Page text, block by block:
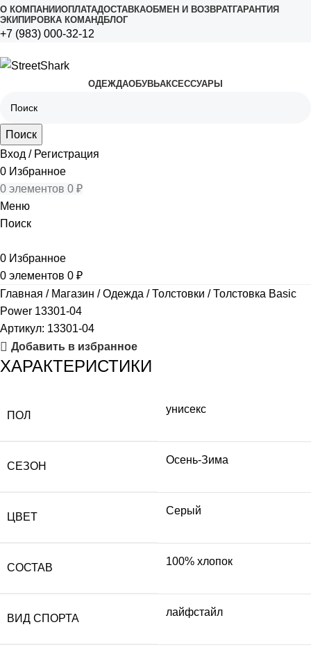
О КОМПАНИИОПЛАТАДОСТАВКАОБМЕН И ВОЗВРАТГАРАНТИЯ
ЭКИПИРОВКА КОМАНДБЛОГ
+7 (983) 000-32-12
ОДЕЖДАОБУВЬАКСЕССУАРЫ
Поиск
Вход / Регистрация
0 Избранное
0 элементов 0 ₽
Меню
Поиск
0 Избранное
0 элементов 0 ₽
Главная
Магазин Одежда Толстовки
Толстовка Basic
Power 13301-04
Артикул: 13301-04
Добавить в избранное
ХАРАКТЕРИСТИКИ
ПОЛ
унисекс
СЕЗОН
Осень-Зима
ЦВЕТ
Серый
СОСТАВ
100% хлопок
ВИД СПОРТА
лайфстайл